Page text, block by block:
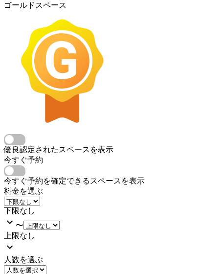
ゴールドスペース
優良認定されたスペースを表示
今すぐ予約
今すぐ予約を確定できるスペースを表示
料金を選ぶ
下限なし
〜
上限なし
人数を選ぶ